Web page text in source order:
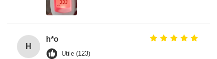
H
h*o
Utile (123)